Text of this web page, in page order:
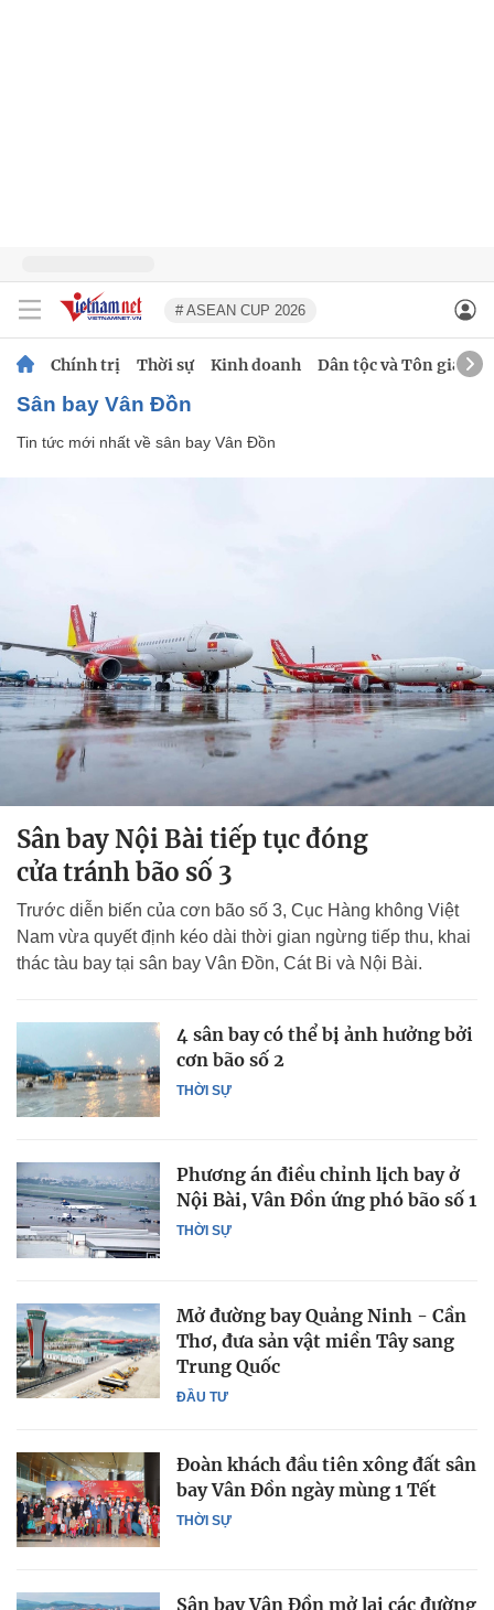
# ASEAN CUP 2026
Chính trị Thời sự Kinh doanh Dân tộc và Tôn giáo
sân bay Vân Đồn
Tin tức mới nhất về sân bay Vân Đồn
Sân bay Nội Bài tiếp tục đóng
cửa tránh bão số 3
Trước diễn biến của cơn bão số 3, Cục Hàng không Việt
Nam vừa quyết định kéo dài thời gian ngừng tiếp thu, khai
thác tàu bay tại sân bay Vân Đồn, Cát Bi và Nội Bài.
THỜI SỰ
4 sân bay có thể bị ảnh hưởng bởi
cơn bão số 2
THỜI SỰ
Phương án điều chỉnh lịch bay ở
Nội Bài, Vân Đồn ứng phó bão số 1
ĐẦU TƯ
Mở đường bay Quảng Ninh - Cần
Thơ, đưa sản vật miền Tây sang
Trung Quốc
THỜI SỰ
Đoàn khách đầu tiên xông đất sân
bay Vân Đồn ngày mùng 1 Tết
Sân bay Vân Đồn mở lại các đường